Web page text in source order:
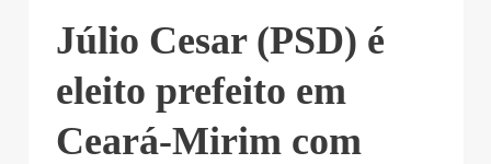
Júlio Cesar (PSD) é
eleito prefeito em
Ceará-Mirim com